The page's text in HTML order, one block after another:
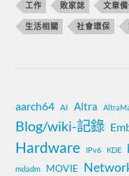
工作 敗家誌 文章
生活相關 社會環保
aarch64 AI Altra
Blog/wiki-記錄
Hardware IPv6 KDE
mdadm MOVIE